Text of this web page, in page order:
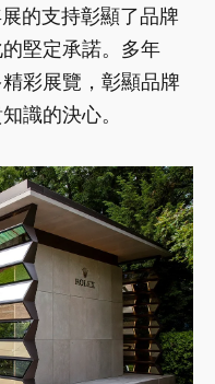
的支持彰顯了品牌
堅定承諾。多年
彩展覽，彰顯品牌
識的決心。